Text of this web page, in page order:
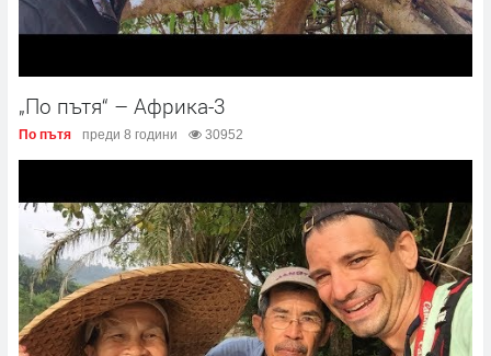
„По пътя“ – Африка-3
По пътя преди 8 години 30952